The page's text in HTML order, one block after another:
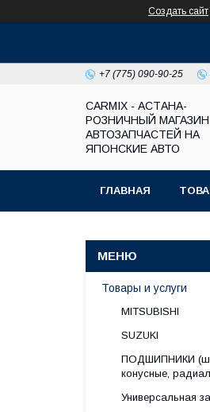
Создать сайт
+7 (775) 090-90-25
СARMIX - АСТАНА-
РОЗНИЧНЫЙ МАГАЗИН
АВТОЗАПЧАСТЕЙ НА
ЯПОНСКИЕ АВТО
ГЛАВНАЯ
Товары и услуги
MITSUBISHI
SUZUKI
ПОДШИПНИКИ
конусные,
Универсальная